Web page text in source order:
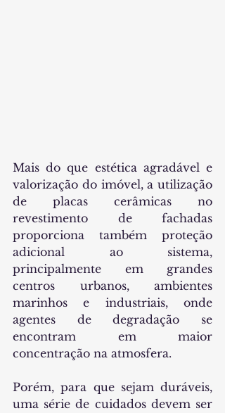
Mais do que estética agradável e
valorização do imóvel, a utilização
de placas cerâmicas no
revestimento de fachadas
proporciona também proteção
adicional ao sistema,
principalmente em grandes
centros urbanos, ambientes
marinhos e industriais, onde
agentes de degradação se
encontram em maior
concentração na atmosfera.
Porém, para que sejam duráveis,
uma série de cuidados devem ser